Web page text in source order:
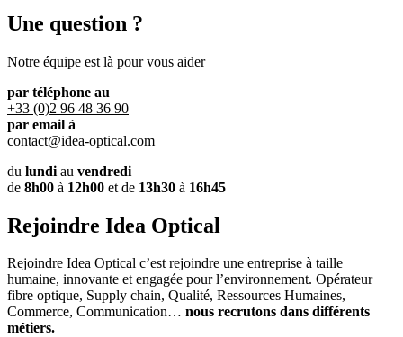
Une question ?
Notre équipe est là pour vous aider
par téléphone au
+33 (0)2 96 48 36 90
par email à
contact@idea-optical.com
du lundi au vendredi
de 8h00 à 12h00 et de 13h30 à 16h45
Rejoindre Idea Optical
Rejoindre Idea Optical c’est rejoindre une entreprise à taille
humaine, innovante et engagée pour l’environnement. Opérateur
fibre optique, Supply chain, Qualité, Ressources Humaines,
Commerce, Communication… nous recrutons dans différents
métiers.